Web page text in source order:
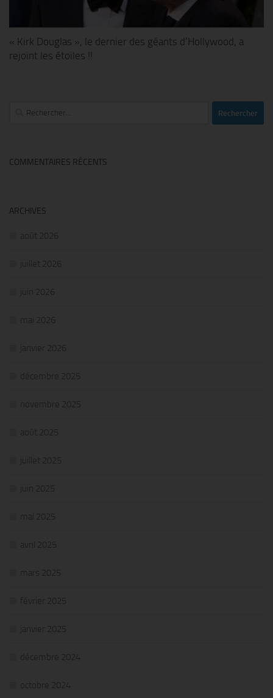
« Kirk Douglas », le dernier des géants d’Hollywood, a
rejoint les étoiles !!
Rechercher :
COMMENTAIRES RÉCENTS
ARCHIVES
août 2026
juillet 2026
juin 2026
mai 2026
janvier 2026
décembre 2025
novembre 2025
août 2025
juillet 2025
juin 2025
mai 2025
avril 2025
mars 2025
février 2025
janvier 2025
décembre 2024
octobre 2024